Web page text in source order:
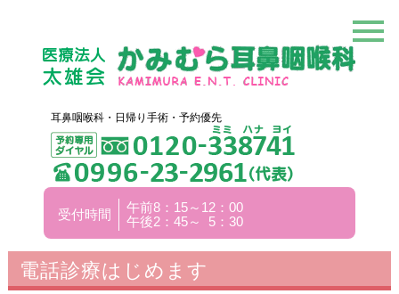
耳鼻咽喉科・日帰り手術・予約優先
受付時間
午前8：15～12：00
午後2：45～ 5：30
電話診療はじめます